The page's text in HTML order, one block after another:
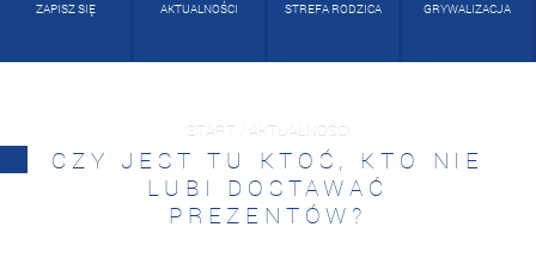
ZAPISZ SIĘ AKTUALNOŚCI STREFA RODZICA GRYWALIZACJA
START / AKTUALNOŚCI
CZY JEST TU KTOŚ, KTO NIE
LUBI DOSTAWAĆ
PREZENTÓW?